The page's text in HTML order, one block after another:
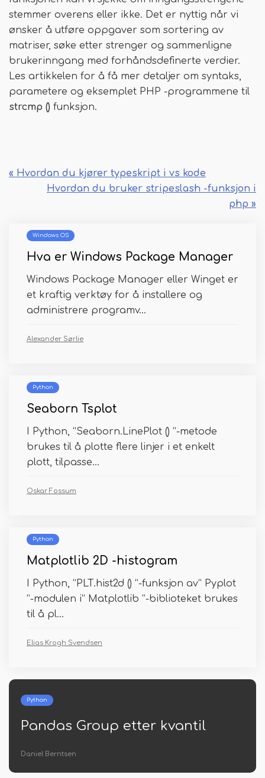
stemmer overens eller ikke. Det er nyttig når vi
ønsker å utføre oppgaver som sortering av
matriser, søke etter strenger og sammenligne
brukerinngang med forhåndsdefinerte verdier.
Les artikkelen for å få mer detaljer om syntaks,
parametere og eksemplet PHP -programmene til
strcmp () funksjon.
« Hvordan du kjører typeskript i vs kode
Hvordan du bruker stripeslash -funksjon i
php »
Windows OS
Hva er Windows Package Manager
Windows Package Manager eller Winget er
et kraftig verktøy for å installere og
administrere programv...
Alexander Sørlie
Python
Seaborn Tsplot
I Python, “Seaborn.LinePlot () ”-metode
brukes til å plotte flere linjer i et enkelt
plott, tilpasse...
Oskar Fossum
Python
Matplotlib 2D -histogram
I Python, “PLT.hist2d () ”-funksjon av“ Pyplot
”-modulen i“ Matplotlib ”-biblioteket brukes
til å pl...
Elias Krogh Svendsen
kvantil Filtrer Nan Pandas